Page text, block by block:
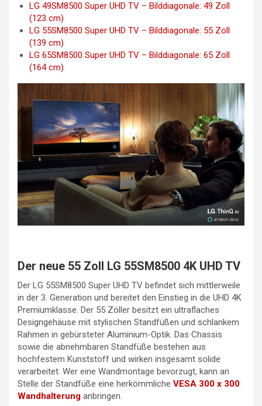
LG 49SM8500 Super UHD TV – Bilddiagonale: 49 Zoll
(123 cm)
LG 55SM8500 Super UHD TV – Bilddiagonale: 55 Zoll
(139 cm)
LG 65SM8500 Super UHD TV – Bilddiagonale: 65 Zoll
(164 cm)
Der neue 55 Zoll LG 55SM8500 4K UHD TV
Der LG 55SM8500 Super UHD TV befindet sich mittlerweile
in der 3. Generation und bereitet den Einstieg in die UHD 4K
Premiumklasse. Der 55 Zöller besitzt ein ultraflaches
Designgehäuse mit stylischen Standfüßen und schlankem
Rahmen in gebürsteter Aluminium-Optik. Das Chassis
sowie die abnehmbaren Standfüße bestehen aus
hochfestem Kunststoff und wirken insgesamt solide
verarbeitet. Wer eine Wandmontage bevorzugt, kann an
Stelle der Standfüße eine herkömmliche VESA 300 x 300
Wandhalterung anbringen.